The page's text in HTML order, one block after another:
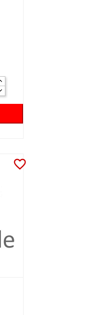
favorite_border